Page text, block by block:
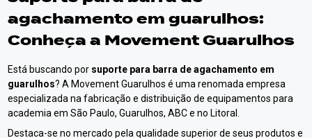
agachamento em guarulhos:
Conheça a Movement Guarulhos
Está buscando por suporte para barra de agachamento em
guarulhos? A Movement Guarulhos é uma renomada empresa
especializada na fabricação e distribuição de equipamentos para
academia em São Paulo, Guarulhos, ABC e no Litoral.
Destaca-se no mercado pela qualidade superior de seus produtos e